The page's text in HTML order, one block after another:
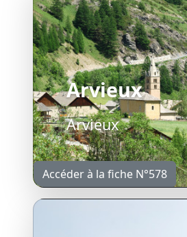
Arvieux
Arvieux
Accéder à la fiche N°578